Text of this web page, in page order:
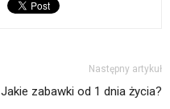
Następny artykuł
Jakie zabawki od 1 dnia życia?